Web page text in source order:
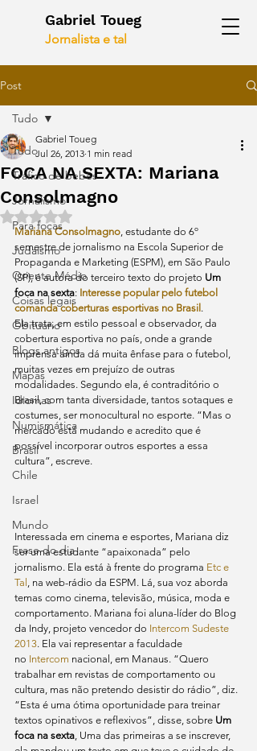
Gabriel Toueg
Jornalista e tal
Post
Tudo
Tráfico de bebês
Jornalismo
Para focas
Judaísmo
Oriente Médio
Coisas legais
Obituário
Blogs antigos
Mapas
Idiomas
Numismática
Brasil
Chile
Israel
Mundo
Frase do dia
Tudo
FOCA NA SEXTA: Mariana
Consolmagno
Gabriel Toueg
Jul 26, 2013 1 min read
Rated NaN out of 5 stars.
Mariana Consolmagno, estudante do 6º
semestre de jornalismo na Escola Superior de
Propaganda e Marketing (ESPM), em São Paulo
(SP), é autora do terceiro texto do projeto Um
foca na sexta: Interesse popular pelo futebol
comanda coberturas esportivas no Brasil .
Ela trata, em estilo pessoal e observador, da
cobertura esportiva no país, onde a grande
imprensa ainda dá muita ênfase para o futebol,
muitas vezes em prejuízo de outras
modalidades. Segundo ela, é contraditório o
Brasil, com tanta diversidade, tantos sotaques e
costumes, ser monocultural no esporte. “Mas o
mercado está mudando e acredito que é
possível incorporar outros esportes a essa
cultura”, escreve.
Interessada em cinema e esportes, Mariana diz
ser uma estudante “apaixonada” pelo
jornalismo. Ela está à frente do programa Etc e
Tal
, na web-rádio da ESPM. Lá, sua voz aborda
temas como cinema, televisão, música, moda e
comportamento. Mariana foi aluna-líder do Blog
da Indy, projeto vencedor do Intercom Sudeste
2013. Ela vai representar a faculdade
no Intercom nacional, em Manaus. “Quero
trabalhar em revistas de comportamento ou
cultura, mas não pretendo desistir do rádio”, diz.
“Esta é uma ótima oportunidade para treinar
textos opinativos e reflexivos”, disse, sobre Um
foca na sexta , Uma das primeiras a se inscrever,